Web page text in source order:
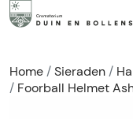
Home Sieraden
Foorball Helmet